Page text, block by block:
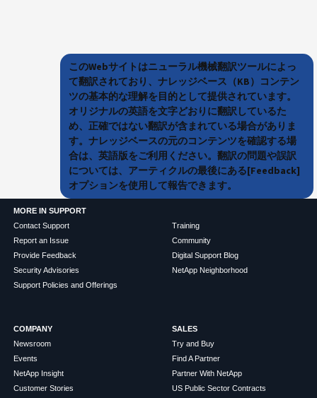
このWebサイトはニューラル機械翻訳ツールによっ
て翻訳されており、ナレッジベース（KB）コンテン
ツの基本的な理解を目的として提供されています。
オリジナルの英語を文字どおりに翻訳しているた
め、正確ではない翻訳が含まれている場合がありま
す。ナレッジベースの元のコンテンツを確認する場
合は、英語版をご利用ください。翻訳の問題や誤訳
については、アーティクルの最後にある[Feedback]
オプションを使用して報告できます。
MORE IN SUPPORT
Contact Support
Report an Issue
Provide Feedback
Security Advisories
Support Policies and Offerings
Training
Community
Digital Support Blog
NetApp Neighborhood
COMPANY
Newsroom
Events
NetApp Insight
Customer Stories
SALES
Try and Buy
Find A Partner
Partner With NetApp
US Public Sector Contracts